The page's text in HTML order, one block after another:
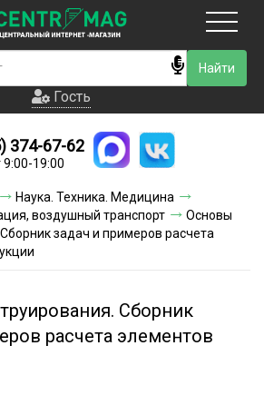
Гость
Новинки
Условия доставки
Условия оплаты
Акции и скидки
Гость
374-67-62
9:00-19:00
Наука. Техника. Медицина
воздушный транспорт
Основы
задач и примеров расчета
Сборник
расчета элементов